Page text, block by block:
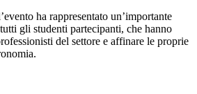
ha rappresentato un’importante
gli studenti partecipanti, che hanno
del settore e affinare le proprie